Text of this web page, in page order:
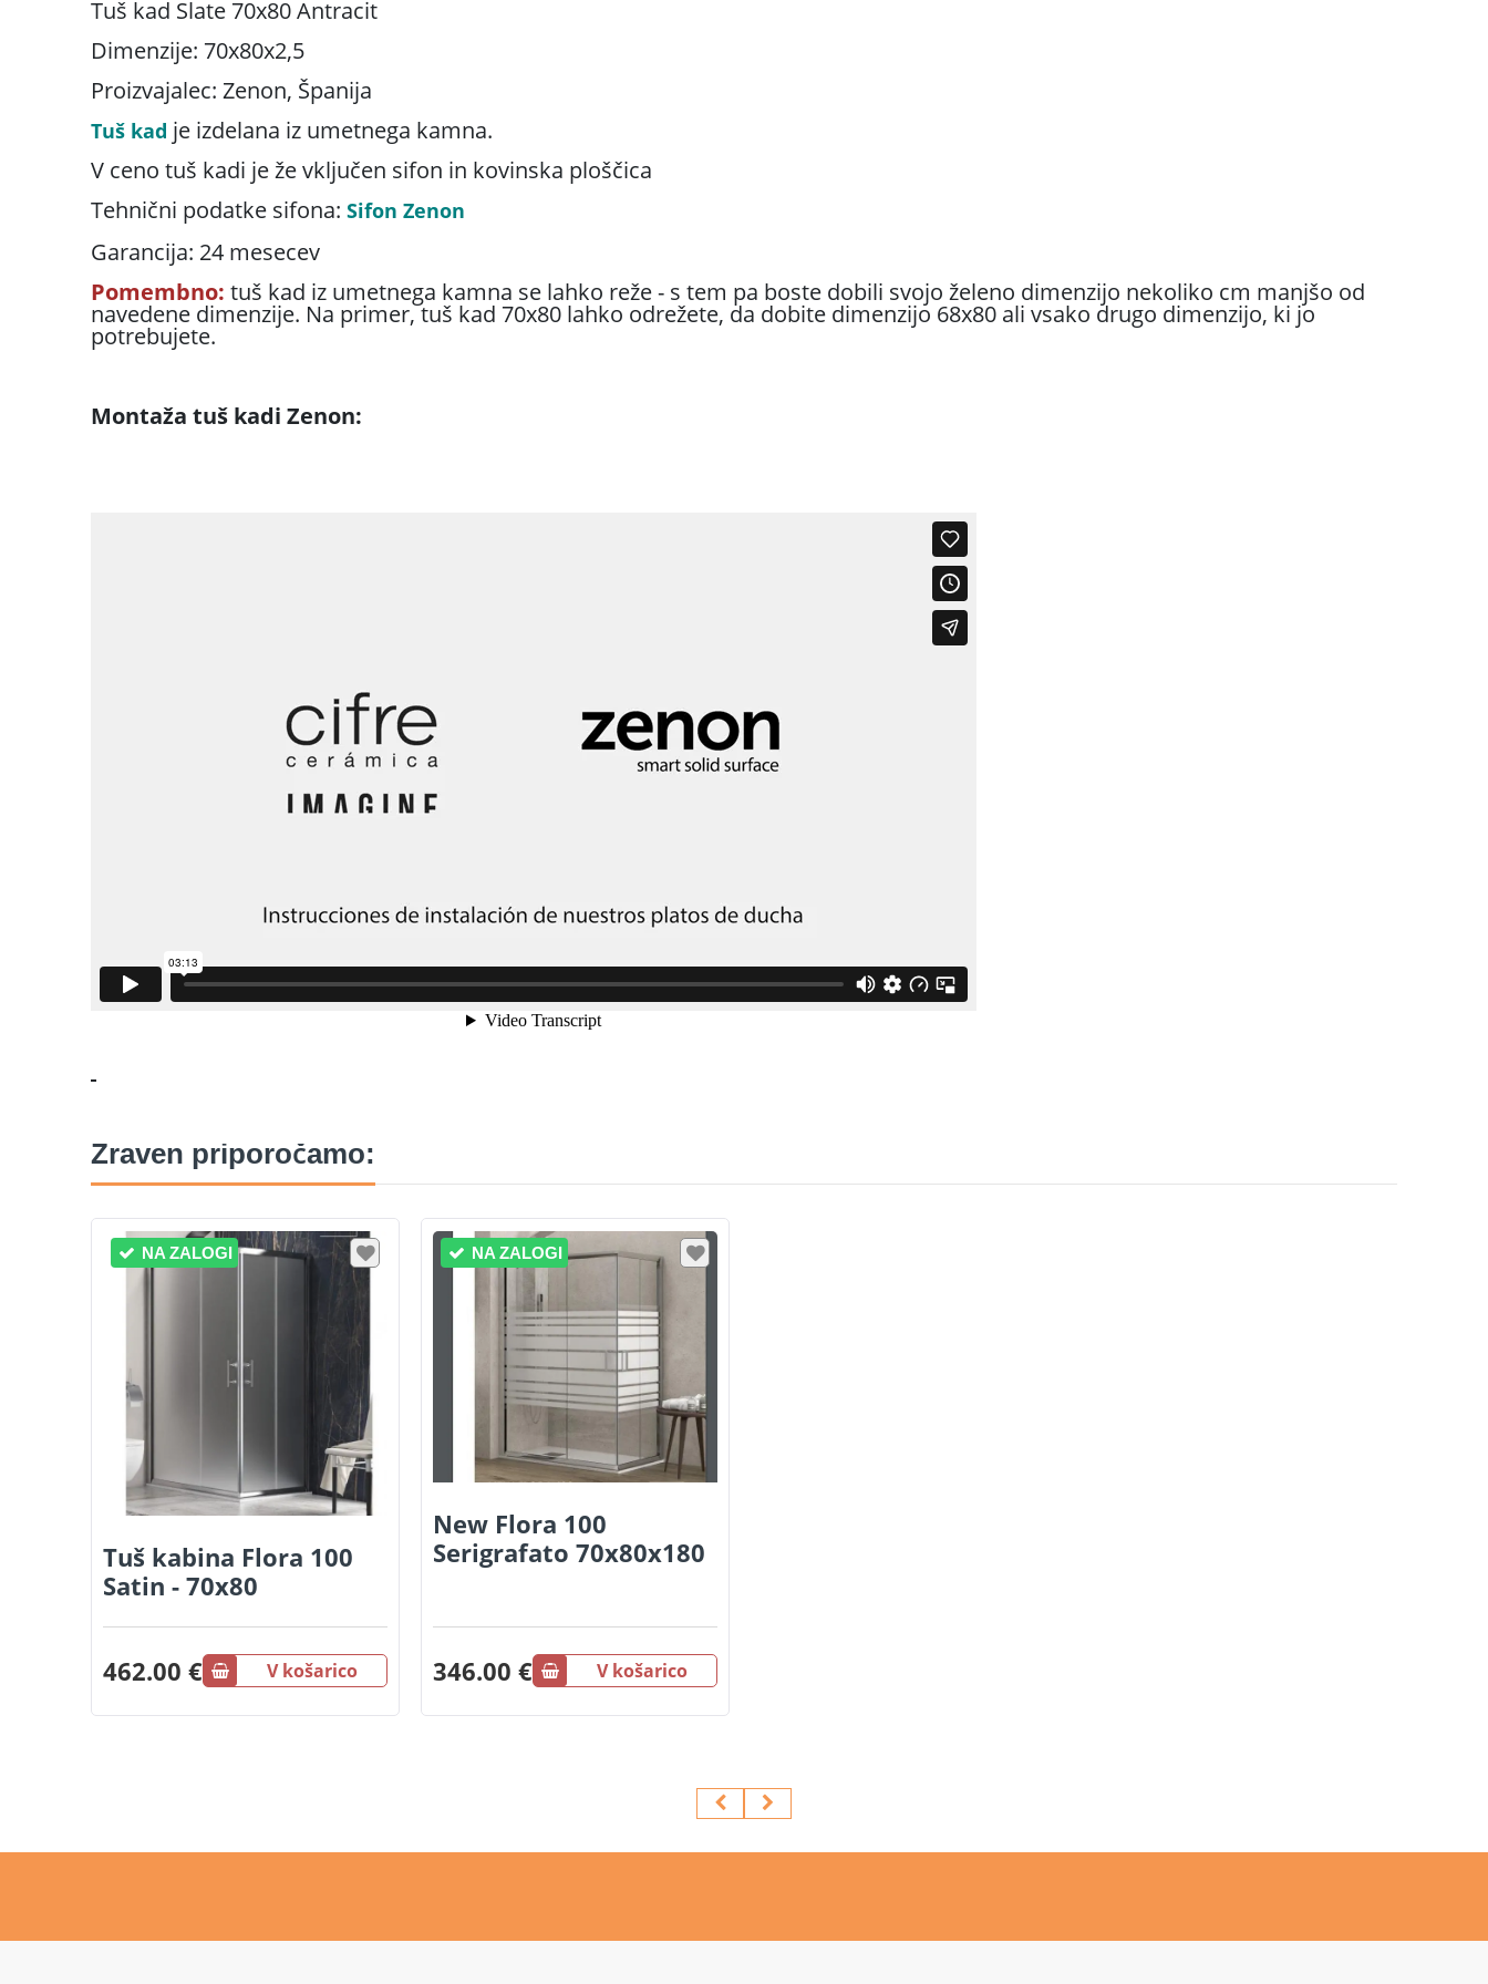
Tuš kad Slate 70x80 Antracit
Dimenzije: 70x80x2,5
Proizvajalec: Zenon, Španija
Tuš kad je izdelana iz umetnega kamna.
V ceno tuš kadi je že vključen sifon in kovinska ploščica
Tehnični podatke sifona: Sifon Zenon
Garancija: 24 mesecev
Pomembno: tuš kad iz umetnega kamna se lahko reže - s tem pa boste dobili svojo želeno dimenzijo nekoliko cm manjšo od
navedene dimenzije. Na primer, tuš kad 70x80 lahko odrežete, da dobite dimenzijo 68x80 ali vsako drugo dimenzijo, ki jo
potrebujete.
Montaža tuš kadi Zenon:
Zraven priporočamo:
NA ZALOGI
Tuš kabina Flora 100
Satin - 70x80
462.00 € V košarico
NA ZALOGI
New Flora 100
Serigrafato 70x80x180
346.00 € V košarico